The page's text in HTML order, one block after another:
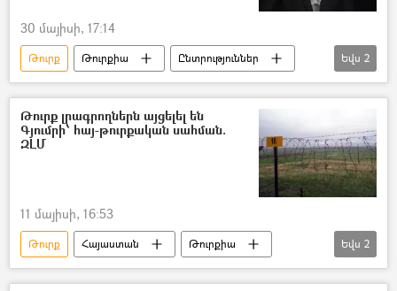
30 մայիսի, 17:14
Թուրք Թուրքիա
Ընտրություններ
Ռեջեփ Թայիփ Էրդողան
վարկանիշ
Եվս 2
Թուրք լրագրողներն այցելել են
Գյումրի՝ հայ-թուրքական սահման.
ԶԼՄ
11 մայիսի, 16:53
Թուրք Հայաստան
Թուրքիա
Սահման
Լրագրող
Եվս 2